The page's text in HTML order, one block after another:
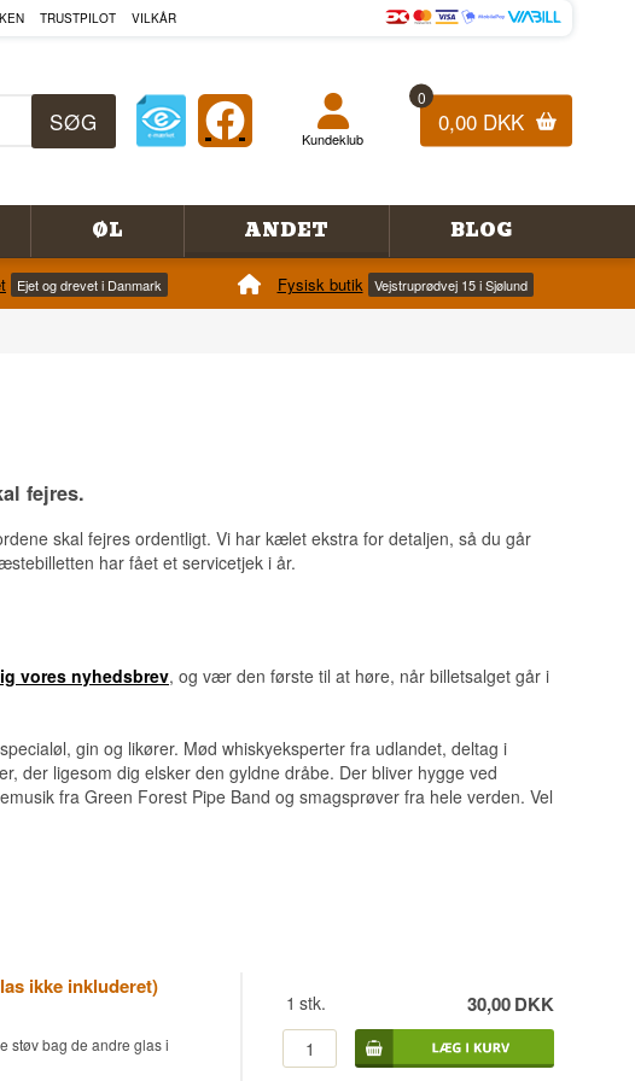
TRUSTPILOT VILKÅR
0
0,00 DKK
Kundeklub
ØL ANDET BLOG
Ejet og drevet i Danmark Fysisk butik Vejstruprødvej 15 i Sjølund
fejres.
skal fejres ordentligt. Vi har kælet ekstra for detaljen, så du går
har fået et servicetjek i år.
vores nyhedsbrev, og vær den første til at høre, når billetsalget går i
gin og likører. Mød whiskyeksperter fra udlandet, deltag i
der ligesom dig elsker den gyldne dråbe. Der bliver hygge ved
fra Green Forest Pipe Band og smagsprøver fra hele verden. Vel
ikke inkluderet)
støv bag de andre glas i
1 stk. 30,00DKK